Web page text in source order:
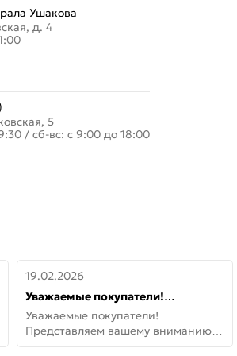
Ушакова
д. 4
5
/ сб-вс: с 9:00 до 18:00
19.02.2026
Уважаемые покупатели!
Представляем вашему вниманию
новинки от Armadillo!
Уважаемые покупатели!
Представляем вашему вниманию
новинки от Armadillo! Новая